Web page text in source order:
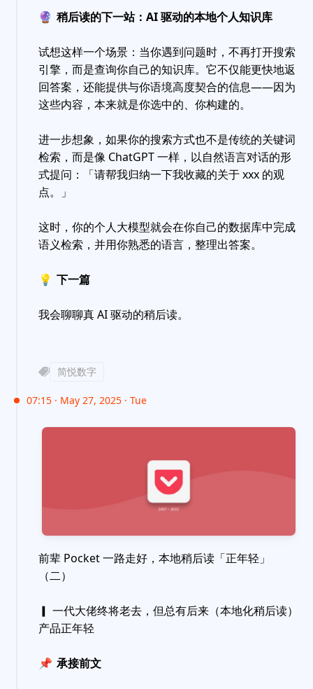
🔮 稍后读的下一站：AI 驱动的本地个人知识库
试想这样一个场景：当你遇到问题时，不再打开搜索
引擎，而是查询你自己的知识库。它不仅能更快地返
回答案，还能提供与你语境高度契合的信息——因为
这些内容，本来就是你选中的、你构建的。
进一步想象，如果你的搜索方式也不是传统的关键词
检索，而是像 ChatGPT 一样，以自然语言对话的形
式提问：「请帮我归纳一下我收藏的关于 xxx 的观
点。」
这时，你的个人大模型就会在你自己的数据库中完成
语义检索，并用你熟悉的语言，整理出答案。
💡 下一篇
我会聊聊真 AI 驱动的稍后读。
简悦数字
07:15 · May 27, 2025 · Tue
前辈 Pocket 一路走好，本地稍后读「正年轻」
（二）
▎ 一代大佬终将老去，但总有后来（本地化稍后读）
产品正年轻
📌 承接前文